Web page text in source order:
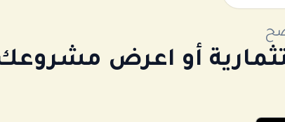
أو اعرض